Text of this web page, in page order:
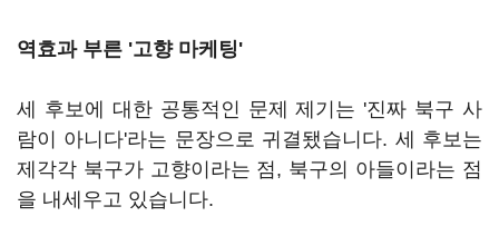
역효과 부른 '고향 마케팅'
세 후보에 대한 공통적인 문제 제기는 '진짜 북구 사
람이 아니다'라는 문장으로 귀결됐습니다. 세 후보는
제각각 북구가 고향이라는 점, 북구의 아들이라는 점
을 내세우고 있습니다.